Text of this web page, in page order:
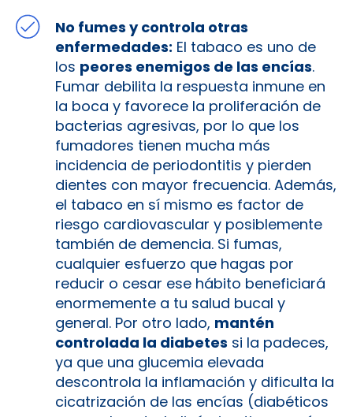
No fumes y controla otras
enfermedades: El tabaco es uno de
los peores enemigos de las encías.
Fumar debilita la respuesta inmune en
la boca y favorece la proliferación de
bacterias agresivas, por lo que los
fumadores tienen mucha más
incidencia de periodontitis y pierden
dientes con mayor frecuencia. Además,
el tabaco en sí mismo es factor de
riesgo cardiovascular y posiblemente
también de demencia. Si fumas,
cualquier esfuerzo que hagas por
reducir o cesar ese hábito beneficiará
enormemente a tu salud bucal y
general. Por otro lado, mantén
controlada la diabetes si la padeces,
ya que una glucemia elevada
descontrola la inflamación y dificulta la
cicatrización de las encías (diabéticos